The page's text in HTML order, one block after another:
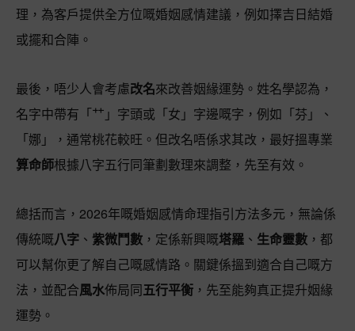
理，為客戶提供全方位嘅婚姻感情建議，例如擇吉日結婚
或擺和合陣。
最後，唔少人會考慮改名來改善姻緣運勢。姓名學認為，
名字中帶有「艹」字頭或「女」字邊嘅字，例如「芬」、
「娜」，通常桃花較旺。但改名唔係求其改，最好搵專業
算命師根據八字五行同筆劃數理來調整，先至有效。
總括而言，2026年嘅婚姻感情命理指引方法多元，無論係
傳統嘅八字 、 紫微鬥數 ，定係新興嘅塔羅 、 生命靈數 ，都
可以幫你更了解自己嘅感情路。關鍵係搵到適合自己嘅方
法，並配合風水佈局同五行平衡 ，先至能夠真正提升姻緣
運勢。